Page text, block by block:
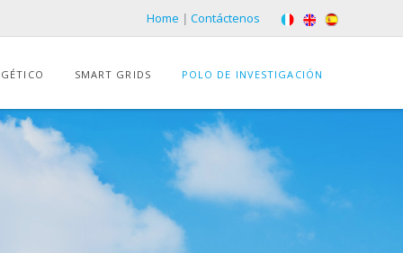
Home | Contáctenos
SMART GRIDS POLO DE INVESTIGACIÓN